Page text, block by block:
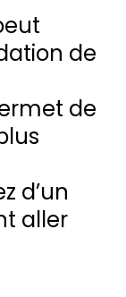
de
de
d’un
aller